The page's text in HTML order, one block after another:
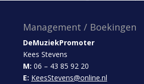
Management / Boekingen
DeMuziekPromoter
Kees Stevens
M: 06 – 43 85 92 20
E: KeesStevens@online.nl